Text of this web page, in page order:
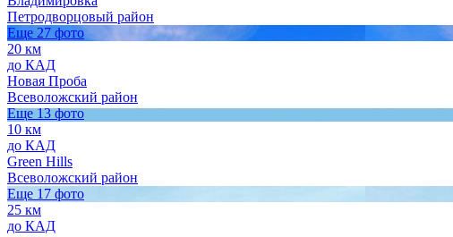
Петродворцовый район
Еще 27 фото
20 км
до КАД
Новая Проба
Всеволожский район
Еще 13 фото
10 км
до КАД
Green Hills
Всеволожский район
Еще 17 фото
25 км
до КАД